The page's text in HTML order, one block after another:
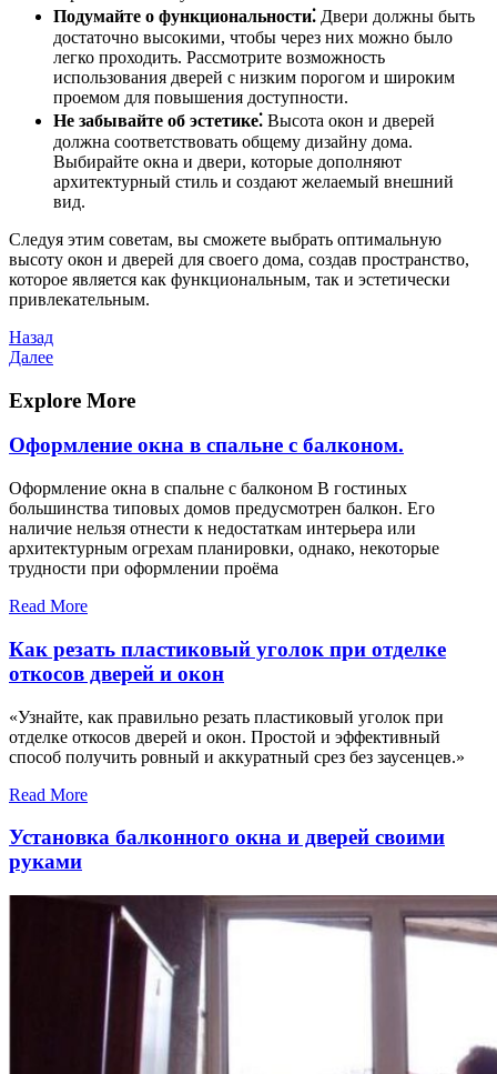
Подумайте о функциональности⁚ Двери должны быть
достаточно высокими, чтобы через них можно было
легко проходить. Рассмотрите возможность
использования дверей с низким порогом и широким
проемом для повышения доступности.
Не забывайте об эстетике⁚ Высота окон и дверей
должна соответствовать общему дизайну дома.
Выбирайте окна и двери, которые дополняют
архитектурный стиль и создают желаемый внешний
вид.
Следуя этим советам, вы сможете выбрать оптимальную
высоту окон и дверей для своего дома, создав пространство,
которое является как функциональным, так и эстетически
привлекательным.
Навигация
по
записям
Предыдущая
запись
Назад
Следующая
Далее
Explore More
Оформление окна в спальне с балконом.
Оформление окна в спальне с балконом В гостиных
большинства типовых домов предусмотрен балкон. Его
наличие нельзя отнести к недостаткам интерьера или
архитектурным огрехам планировки, однако, некоторые
трудности при оформлении проёма
Read More
Как резать пластиковый уголок при отделке
откосов дверей и окон
«Узнайте, как правильно резать пластиковый уголок при
отделке откосов дверей и окон. Простой и эффективный
способ получить ровный и аккуратный срез без заусенцев.»
Read More
Установка балконного окна и дверей своими
руками